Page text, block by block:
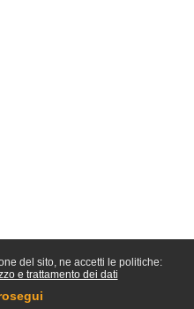
del sito, ne accetti le politiche:
e trattamento dei dati